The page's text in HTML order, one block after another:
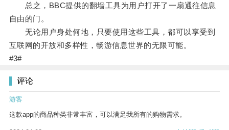
总之，BBC提供的翻墙工具为用户打开了一扇通往信息
自由的门。
无论用户身处何地，只要使用这些工具，都可以享受到
互联网的开放和多样性，畅游信息世界的无限可能。
#3#
评论
游客
这款app的商品种类非常丰富，可以满足我所有的购物需求。